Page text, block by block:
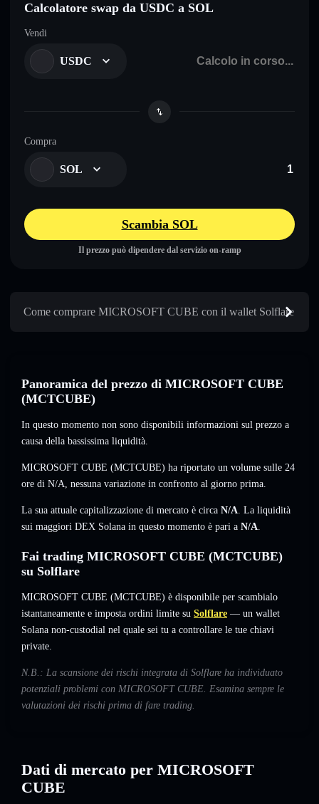
Calcolatore swap da USDC a SOL
Vendi
USDC
Compra
SOL
Scambia SOL
Il prezzo può dipendere dal servizio on-ramp
Come comprare MICROSOFT CUBE con il wallet Solflare
Panoramica del prezzo di MICROSOFT CUBE
(MCTCUBE)
In questo momento non sono disponibili informazioni sul prezzo a
causa della bassissima liquidità.
MICROSOFT CUBE (MCTCUBE) ha riportato un volume sulle 24
ore di N/A, nessuna variazione in confronto al giorno prima.
La sua attuale capitalizzazione di mercato è circa N/A. La liquidità
sui maggiori DEX Solana in questo momento è pari a N/A.
Fai trading MICROSOFT CUBE (MCTCUBE)
su Solflare
MICROSOFT CUBE (MCTCUBE) è disponibile per scambialo
istantaneamente e imposta ordini limite su Solflare — un wallet
Solana non-custodial nel quale sei tu a controllare le tue chiavi
private.
N.B.: La scansione dei rischi integrata di Solflare ha individuato
potenziali problemi con MICROSOFT CUBE. Esamina sempre le
valutazioni dei rischi prima di fare trading.
Dati di mercato per MICROSOFT
CUBE